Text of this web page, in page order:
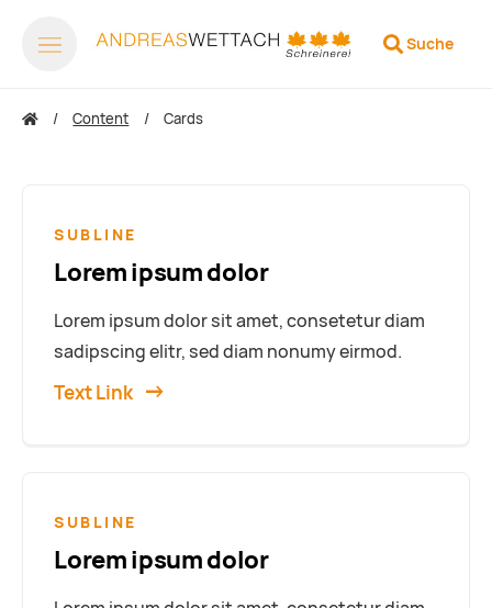
Suche
Content Cards
SUBLINE
Lorem ipsum dolor
Lorem ipsum dolor sit amet, consetetur diam
sadipscing elitr, sed diam nonumy eirmod.
Text Link
SUBLINE
Lorem ipsum dolor